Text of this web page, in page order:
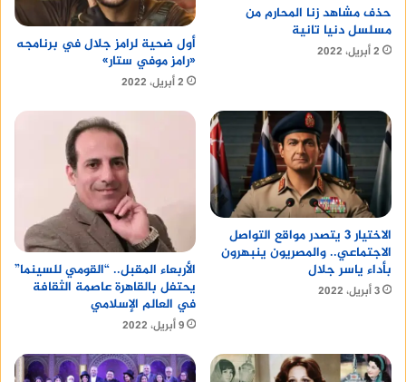
حذف مشاهد زنا المحارم من
مسلسل دنيا تانية
2 أبريل، 2022
أول ضحية لرامز جلال في برنامجه
«رامز موفي ستار»
2 أبريل، 2022
الاختيار 3 يتصدر مواقع التواصل
الاجتماعي.. والمصريون ينبهرون
بأداء ياسر جلال
3 أبريل، 2022
الأربعاء المقبل.. “القومي للسينما”
يحتفل بالقاهرة عاصمة الثقافة
في العالم الإسلامي
9 أبريل، 2022